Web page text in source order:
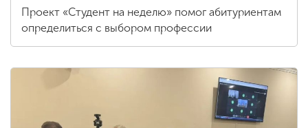
Проект «Студент на неделю» помог абитуриентам
определиться с выбором профессии